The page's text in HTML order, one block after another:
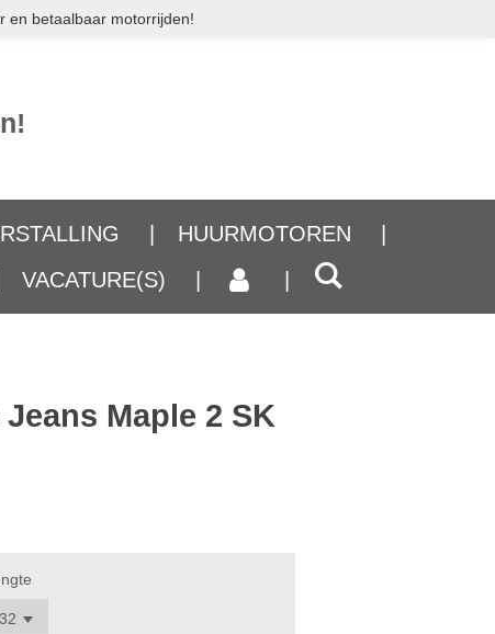
en betaalbaar motorrijden!
HUURMOTOREN
VACATURE(S)
Maple 2 SK